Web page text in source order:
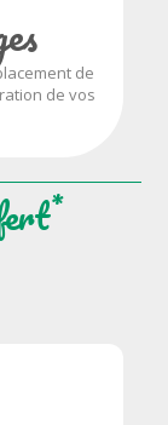
de
de vos
*